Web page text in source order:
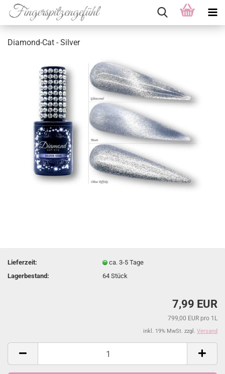
Diamond-Cat - Silver
Lieferzeit:
ca. 3-5 Tage
Lagerbestand:
64Stück
7,99 EUR
799,00 EUR pro 1L
inkl. 19% MwSt. zzgl. Versand